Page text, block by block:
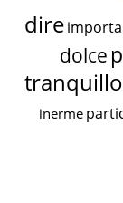
dire
dolce
tranquillo
inerme